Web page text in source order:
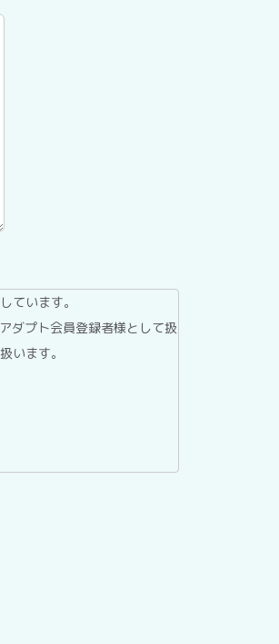
ています。
ダプト会員登録者様として扱
います。
へ提供することはありませ